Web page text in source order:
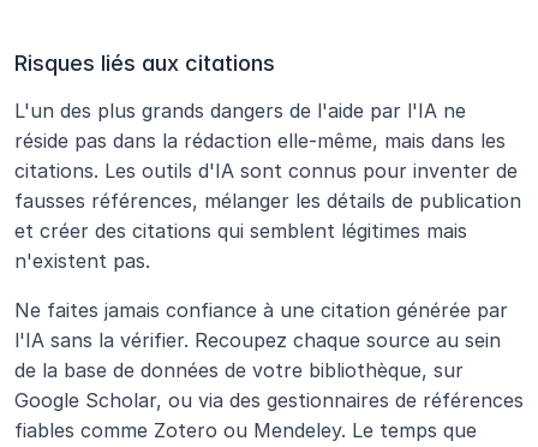
Risques liés aux citations
L'un des plus grands dangers de l'aide par l'IA ne
réside pas dans la rédaction elle-même, mais dans les
citations. Les outils d'IA sont connus pour inventer de
fausses références, mélanger les détails de publication
et créer des citations qui semblent légitimes mais
n'existent pas.
Ne faites jamais confiance à une citation générée par
l'IA sans la vérifier. Recoupez chaque source au sein
de la base de données de votre bibliothèque, sur
Google Scholar, ou via des gestionnaires de références
fiables comme Zotero ou Mendeley. Le temps que